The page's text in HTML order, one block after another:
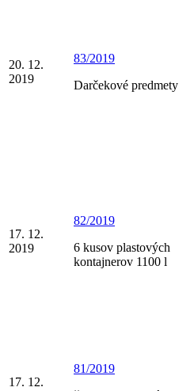
20. 12.
2019
83/2019
Darčekové predmety
17. 12.
2019
82/2019
6 kusov plastových
kontajnerov 1100 l
17. 12.
81/2019